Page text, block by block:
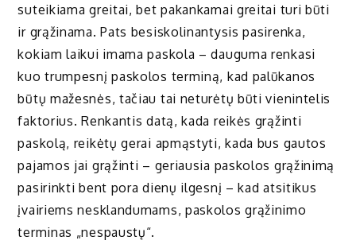
suteikiama greitai, bet pakankamai greitai turi būti
ir grąžinama. Pats besiskolinantysis pasirenka,
kokiam laikui imama paskola – dauguma renkasi
kuo trumpesnį paskolos terminą, kad palūkanos
būtų mažesnės, tačiau tai neturėtų būti vienintelis
faktorius. Renkantis datą, kada reikės grąžinti
paskolą, reikėtų gerai apmąstyti, kada bus gautos
pajamos jai grąžinti – geriausia paskolos grąžinimą
pasirinkti bent pora dienų ilgesnį – kad atsitikus
įvairiems nesklandumams, paskolos grąžinimo
terminas „nespaustų“.